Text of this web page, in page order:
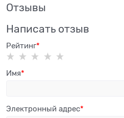
Отзывы
Написать отзыв
Рейтинг
Имя
Электронный адрес